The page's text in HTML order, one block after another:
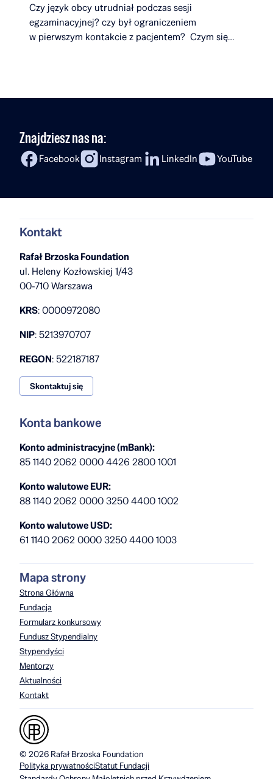
Czy język obcy utrudniał podczas sesji
egzaminacyjnej? czy był ograniczeniem
w pierwszym kontakcie z pacjentem? Czym się
odcinku Fireside Chat Rafał Brzoska rozmawia
do medycyny, badaniach nad onkologią, studiach
w Paryżu oraz planach powrotu do Polski.
To rozmowa o ambicji, odwadze w podejmowaniu
doświadczeń za granicą […]
Znajdziesz nas na:
Facebook Instagram LinkedIn YouTube
Kontakt
Rafał Brzoska Foundation
ul. Heleny Kozłowskiej 1/43
00-710 Warszawa
KRS: 0000972080
NIP: 5213970707
REGON: 522187187
Skontaktuj się
Konta bankowe
Konto administracyjne (mBank):
85 1140 2062 0000 4426 2800 1001
Konto walutowe EUR:
88 1140 2062 0000 3250 4400 1002
Konto walutowe USD:
61 1140 2062 0000 3250 4400 1003
Mapa strony
Strona Główna
Fundacja
Formularz konkursowy
Fundusz Stypendialny
Stypendyści
Mentorzy
Aktualności
Kontakt
© 2026 Rafał Brzoska Foundation
Polityka prywatnościStatut Fundacji